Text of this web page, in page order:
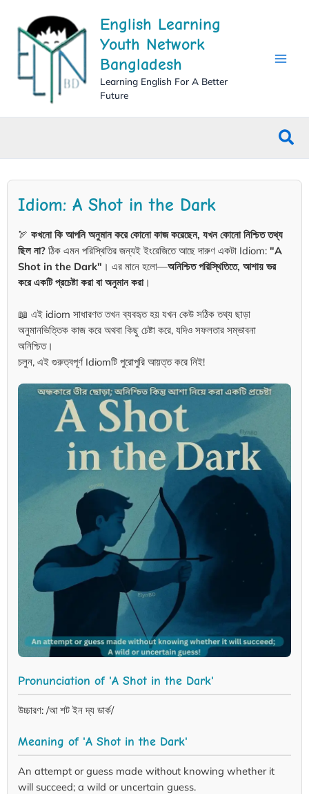
content
English Learning
Youth Network
Bangladesh
Learning English For A Better
Future
Idiom: A Shot in the Dark
🏹 কখনো কি আপনি অনুমান করে কোনো কাজ করেছেন, যখন কোনো নিশ্চিত তথ্য
ছিল না? ঠিক এমন পরিস্থিতির জন্যই ইংরেজিতে আছে দারুণ একটা Idiom: "A
Shot in the Dark" । এর মানে হলো—অনিশ্চিত পরিস্থিতিতে, আশায় ভর
করে একটি প্রচেষ্টা করা বা অনুমান করা।
📖 এই idiom সাধারণত তখন ব্যবহৃত হয় যখন কেউ সঠিক তথ্য ছাড়া
অনুমানভিত্তিক কাজ করে অথবা কিছু চেষ্টা করে, যদিও সফলতার সম্ভাবনা
অনিশ্চিত।
চলুন, এই গুরুত্বপূর্ণ Idiomটি পুরোপুরি আয়ত্ত করে নিই!
Pronunciation of 'A Shot in the Dark'
উচ্চারণ: /আ শট ইন দ্য ডার্ক/
Meaning of 'A Shot in the Dark'
An attempt or guess made without knowing whether it
will succeed; a wild or uncertain guess.